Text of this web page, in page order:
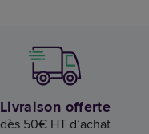
Livraison offerte
dès 50€ HT d’achat